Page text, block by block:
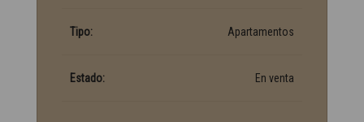
Tipo: Apartamentos
Estado: En venta